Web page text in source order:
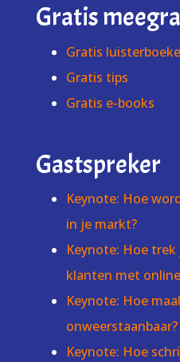
Gratis
Gratis
Gratis tips
Gratis e-books
Gastspreker
Keynote: Hoe
in je markt?
Keynote: Hoe trek
klanten met
Keynote: Hoe
onweerstaanbaar?
Keynote: Hoe